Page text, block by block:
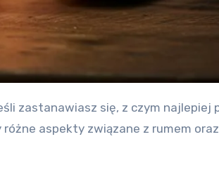
aspekty związane z rumem oraz